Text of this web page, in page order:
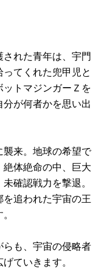
れた青年は、宇門
てくれた兜甲児と
トマジンガーＺを
が何者かを思い出
襲来。地球の希望で
体絶命の中、巨大
確認戦力を撃退。
追われた宇宙の王
も、宇宙の侵略者
ていきます。